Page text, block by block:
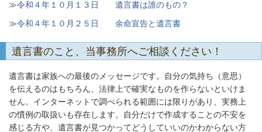
≫令和４年１０月１３日 遺言書は誰のもの？
≫令和４年１０月２５日 余命宣告と遺言書
遺言書のこと、当事務所へご相談ください！
遺言書は家族への最後のメッセージです。自分の気持ち（意思）
を伝えるのはもちろん、法律上で確実なものを作らないといけま
せん。インターネットで調べられる範囲には限りがあり、実務上
の慣例の取扱いも存在します。自分だけで作成することの不安を
感じる方や、遺言書が見つかってどうしていいのかわからない方